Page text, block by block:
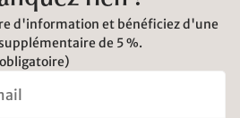
d'information et bénéficiez d'une
de 5 %.